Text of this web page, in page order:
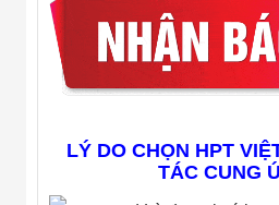
LÝ DO CHỌN HPT
TÁC CUNG